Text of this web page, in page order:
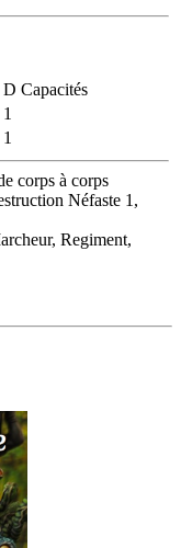
D Capacités
1
1
corps à corps
Néfaste 1,
Regiment,